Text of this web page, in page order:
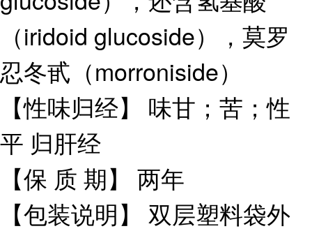
（iridoid glucoside），莫罗
忍冬甙（morroniside）
【性味归经】 味甘；苦；性
平 归肝经
【保 质 期】 两年
【包装说明】 双层塑料袋外